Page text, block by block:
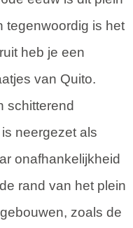
tegenwoordig is het
heb je een
van Quito.
schitterend
neergezet als
onafhankelijkheid
rand van het plein
zoals de